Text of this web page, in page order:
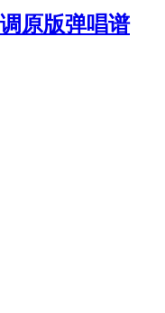
原版弹唱谱